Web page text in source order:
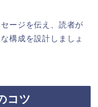
ージを伝え、読者が
構成を設計しましょ
コツ